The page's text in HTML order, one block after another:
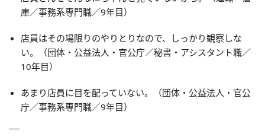
庫／事務系専門職／9年目）
店員はその場限りのやりとりなので、しっかり観察しな
い。（団体・公益法人・官公庁／秘書・アシスタント職／
10年目）
あまり店員に目を配っていない。（団体・公益法人・官公
庁／事務系専門職／9年目）